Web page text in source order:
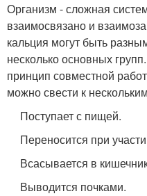
Организм - сложная
взаимосвязано и
кальция могут быть
несколько основных
принцип совместной
можно свести к
Поступает с пищей.
Переносится при
Всасывается в
Выводится почками.